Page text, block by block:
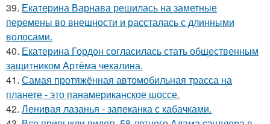
39. Екатерина Варнава решилась на заметные
перемены во внешности и рассталась с длинными
волосами.
40. Екатерина Гордон согласилась стать общественным
защитником Артёма чекалина.
41. Самая протяжённая автомобильная трасса на
планете - это панамериканское шоссе.
42. Ленивая лазанья - запеканка с кабачками.